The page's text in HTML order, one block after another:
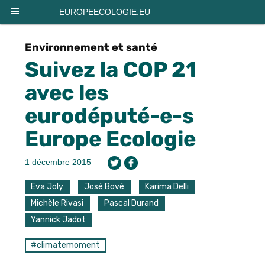
EUROPEECOLOGIE.EU
Environnement et santé
Suivez la COP 21
avec les
eurodéputé-e-s
Europe Ecologie
1 décembre 2015
Eva Joly José Bové
Karima Delli
Michèle Rivasi
Pascal Durand
Yannick Jadot
#climatemoment